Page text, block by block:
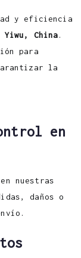
y eficiencia
Yiwu, China.
para
la
en
nuestras
daños o